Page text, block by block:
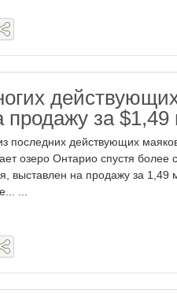
продажу за $1,49
последних действующих
озеро Онтарио спустя более
выставлен на продажу за
...